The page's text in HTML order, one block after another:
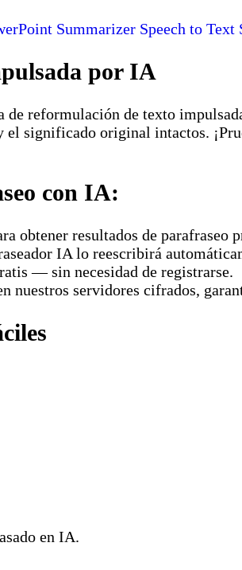
Summarizer Speech to Text
por IA
reformulación de texto
significado original intactos.
con IA:
obtener resultados de parafraseo
IA lo reescribirá
— sin necesidad de registrarse.
nuestros servidores cifrados,
en IA.